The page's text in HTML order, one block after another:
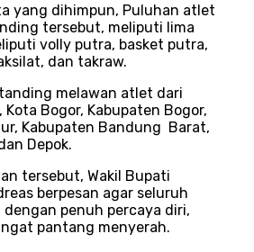
yang dihimpun, Puluhan atlet
tersebut, meliputi lima
volly putra, basket putra,
dan takraw.
melawan atlet dari
Bogor, Kabupaten Bogor,
Kabupaten Bandung Barat,
Depok.
tersebut, Wakil Bupati
berpesan agar seluruh
penuh percaya diri,
pantang menyerah.